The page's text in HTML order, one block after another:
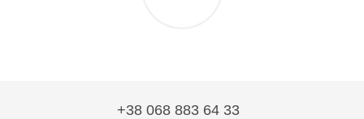
+38 068 883 64 33